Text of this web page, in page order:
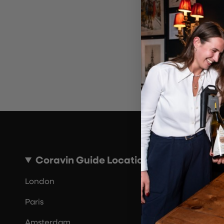
Por
Coravin Guide Locations
London
Paris
Amsterdam